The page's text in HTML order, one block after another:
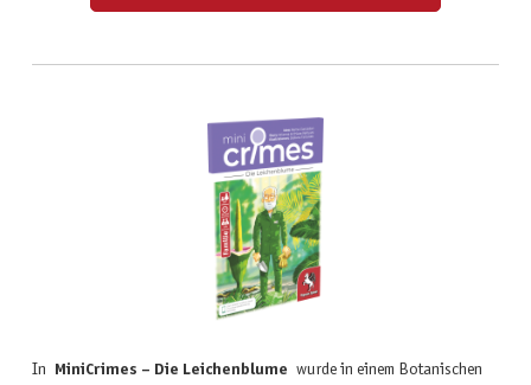
In MiniCrimes – Die Leichenblume wurde in einem Botanischen